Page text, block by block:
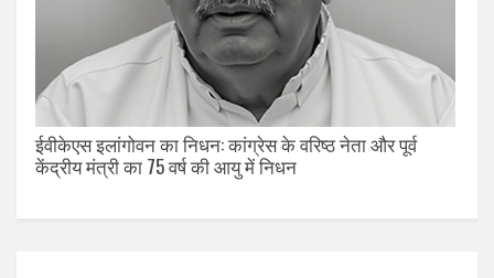
ईवीकेएस इलांगोवन का निधन: कांग्रेस के वरिष्ठ नेता और पूर्व
केंद्रीय मंत्री का 75 वर्ष की आयु में निधन